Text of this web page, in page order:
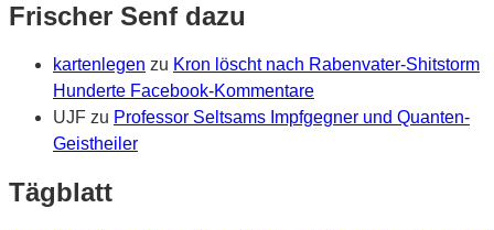
Frischer Senf dazu
kartenlegen zu Kron löscht nach Rabenvater-Shitstorm
Hunderte Facebook-Kommentare
UJF zu Professor Seltsams Impfgegner und Quanten-
Geistheiler
Tägblatt